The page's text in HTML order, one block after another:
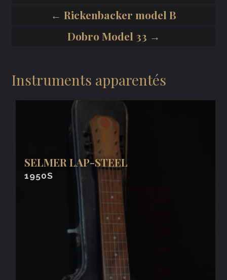
← Rickenbacker model B
Dobro Model 33 →
Instruments apparentés
SELMER LAP-STEEL
1950S